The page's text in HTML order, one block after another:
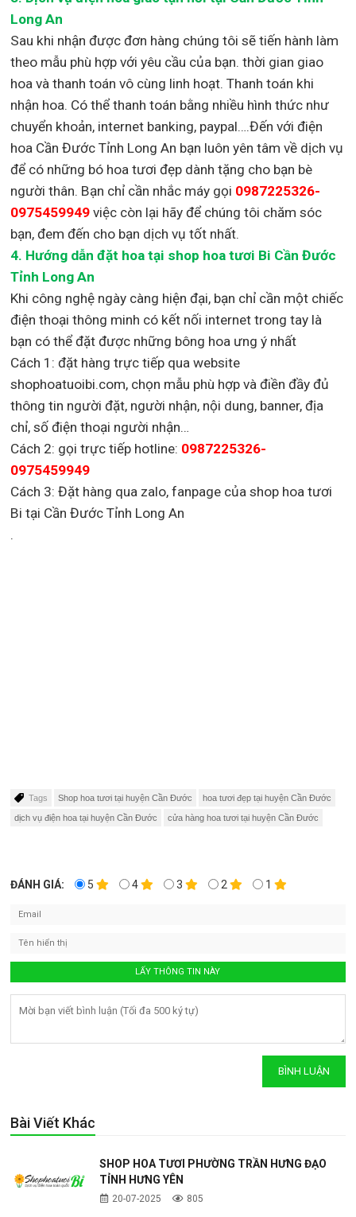
Long An
Sau khi nhận được đơn hàng chúng tôi sẽ tiến hành làm
theo mẫu phù hợp với yêu cầu của bạn. thời gian giao
hoa và thanh toán vô cùng linh hoạt. Thanh toán khi
nhận hoa. Có thể thanh toán bằng nhiều hình thức như
chuyển khoản, internet banking, paypal….Đến với điện
hoa Cần Đước Tỉnh Long An bạn luôn yên tâm về dịch vụ
để có những bó hoa tươi đẹp dành tặng cho bạn bè
người thân. Bạn chỉ cần nhắc máy gọi 0987225326-
0975459949việc còn lại hãy để chúng tôi chăm sóc
bạn, đem đến cho bạn dịch vụ tốt nhất.
4. Hướng dẫn đặt hoa tại shop hoa tươi Bi Cần Đước
Tỉnh Long An
Khi công nghệ ngày càng hiện đại, bạn chỉ cần một chiếc
điện thoại thông minh có kết nối internet trong tay là
bạn có thể đặt được những bông hoa ưng ý nhất
Cách 1: đặt hàng trực tiếp qua website
shophoatuoibi.com, chọn mẫu phù hợp và điền đầy đủ
thông tin người đặt, người nhận, nội dung, banner, địa
chỉ, số điện thoại người nhận…
Cách 2: gọi trực tiếp hotline: 0987225326-
0975459949
Cách 3: Đặt hàng qua zalo, fanpage của shop hoa tươi
Bi tại Cần Đước Tỉnh Long An
.
Tags Shop hoa tươi tại huyện Cần Đước hoa tươi đẹp tại huyện Cần Đước
dịch vụ điện hoa tại huyện Cần Đước cửa hàng hoa tươi tại huyện Cần Đước
ĐÁNH GIÁ: 5 4 3 2 1
Bài Viết Khác
SHOP HOA TƯƠI PHƯỜNG TRẦN HƯNG ĐẠO
TỈNH HƯNG YÊN
20-07-2025 805